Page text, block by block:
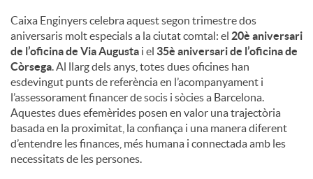
t
i
n
g
Caixa Enginyers celebra aquest segon trimestre dos
aniversaris molt especials a la ciutat comtal: el 20è aniversari
de l’oficina de Via Augusta i el 35è aniversari de l’oficina de
Còrsega. Al llarg dels anys, totes dues oficines han
esdevingut punts de referència en l’acompanyament i
l’assessorament financer de socis i sòcies a Barcelona.
Aquestes dues efemèrides posen en valor una trajectòria
basada en la proximitat, la confiança i una manera diferent
d’entendre les finances, més humana i connectada amb les
necessitats de les persones.